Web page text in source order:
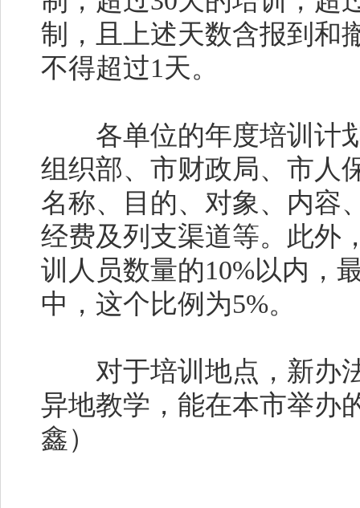
制，且上述天数含报到和
不得超过1天。
各单位的年度培训计划
组织部、市财政局、市人
名称、目的、对象、内容
经费及列支渠道等。此外
训人员数量的10%以内，
中，这个比例为5%。
对于培训地点，新办法
异地教学，能在本市举办
鑫）